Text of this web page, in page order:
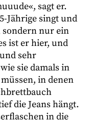
sagt er.
Jährige singt und
sondern nur ein
ist er hier, und
sehr
sie damals in
in denen
die Jeans hängt.
in die